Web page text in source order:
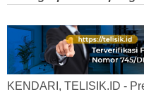
KENDARI, TELISIK.ID -